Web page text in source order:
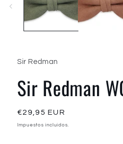
modal
Sir Redman
Sir Redman
Precio
habitual
€29,95 EUR
Impuestos incluidos.